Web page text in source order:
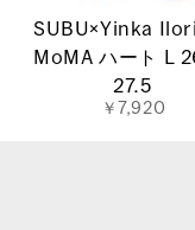
SUBU×Yinka
MoMA ハート L
27.5
￥7,920